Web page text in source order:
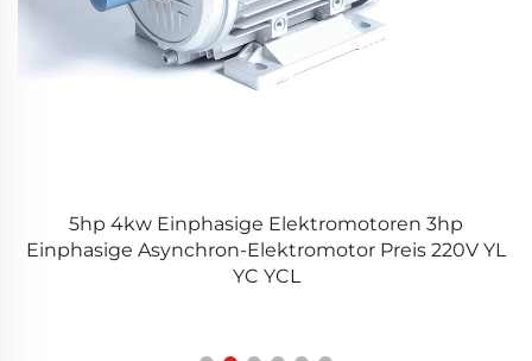
5hp 4kw Einphasige Elektromotoren 3hp
Einphasige Asynchron-Elektromotor Preis 220V YL
YC YCL